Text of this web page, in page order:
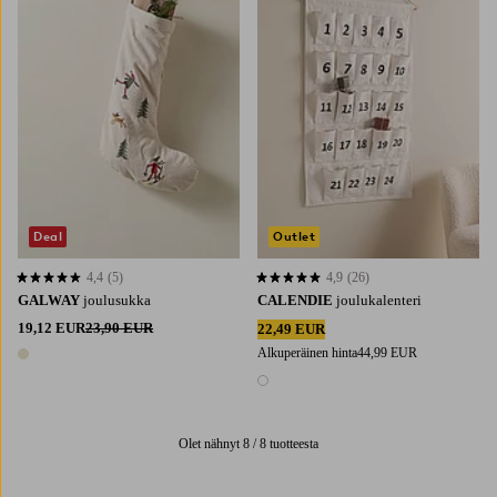
GALWAY joulusukka
19,12 EUR23,90 EUR
1 väri
4,4 perustuen 5 arvosanaan
4,4 (5)
Deal
CALENDIE joulukalenteri
22,49 EUR
Alkuperäinen hinta44,99 EUR
1 väri
4,9 perustuen 26 arvosanaan
4,9 (26)
Outlet
Olet nähnyt 8 / 8 tuotteesta